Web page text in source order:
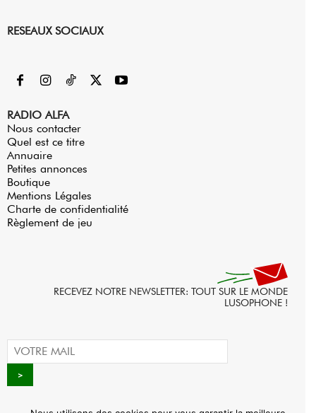
RESEAUX SOCIAUX
RADIO ALFA
Nous contacter
Quel est ce titre
Annuaire
Petites annonces
Boutique
Mentions Légales
Charte de confidentialité
Règlement de jeu
RECEVEZ NOTRE NEWSLETTER: TOUT SUR LE MONDE
LUSOPHONE !